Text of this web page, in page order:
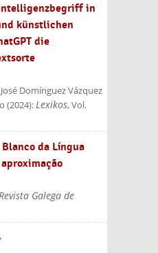
in
künstlichen
die
Domínguez Vázquez
(2024): Lexikos, Vol.
da Língua
Galega de